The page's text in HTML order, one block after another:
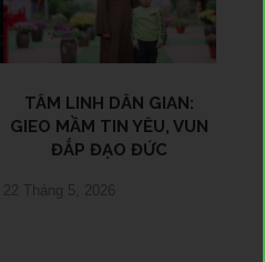
TÂM LINH DÂN GIAN:
GIEO MẦM TIN YÊU, VUN
ĐẮP ĐẠO ĐỨC
22 Tháng 5, 2026